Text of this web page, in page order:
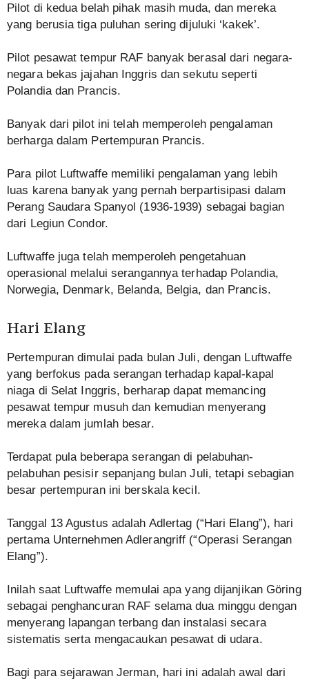
Pilot di kedua belah pihak masih muda, dan mereka
yang berusia tiga puluhan sering dijuluki ‘kakek’.
Pilot pesawat tempur RAF banyak berasal dari negara-
negara bekas jajahan Inggris dan sekutu seperti
Polandia dan Prancis.
Banyak dari pilot ini telah memperoleh pengalaman
berharga dalam Pertempuran Prancis.
Para pilot Luftwaffe memiliki pengalaman yang lebih
luas karena banyak yang pernah berpartisipasi dalam
Perang Saudara Spanyol (1936-1939) sebagai bagian
dari Legiun Condor.
Luftwaffe juga telah memperoleh pengetahuan
operasional melalui serangannya terhadap Polandia,
Norwegia, Denmark, Belanda, Belgia, dan Prancis.
Hari Elang
Pertempuran dimulai pada bulan Juli, dengan Luftwaffe
yang berfokus pada serangan terhadap kapal-kapal
niaga di Selat Inggris, berharap dapat memancing
pesawat tempur musuh dan kemudian menyerang
mereka dalam jumlah besar.
Terdapat pula beberapa serangan di pelabuhan-
pelabuhan pesisir sepanjang bulan Juli, tetapi sebagian
besar pertempuran ini berskala kecil.
Tanggal 13 Agustus adalah Adlertag (“Hari Elang”), hari
pertama Unternehmen Adlerangriff (“Operasi Serangan
Elang”).
Inilah saat Luftwaffe memulai apa yang dijanjikan Göring
sebagai penghancuran RAF selama dua minggu dengan
menyerang lapangan terbang dan instalasi secara
sistematis serta mengacaukan pesawat di udara.
Bagi para sejarawan Jerman, hari ini adalah awal dari